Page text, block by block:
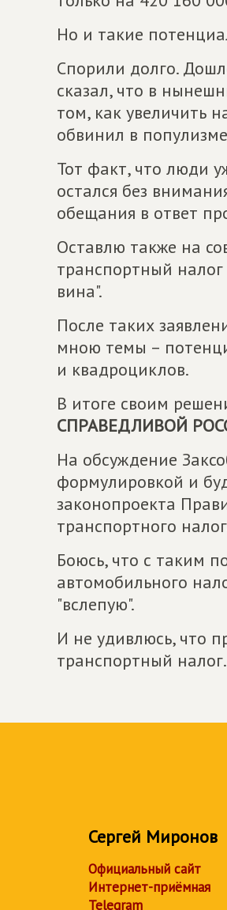
Но и такие
Спорили долго.
сказал, что в
том, как увеличить
обвинил в
Тот факт, что люди
остался без
обещания в ответ
Оставлю также на
транспортный
вина".
После таких
мною темы –
и квадроциклов.
В итоге своим
СПРАВЕДЛИВОЙ
На обсуждение
формулировкой и
законопроекта
транспортного
Боюсь, что с таким
автомобильного
"вслепую".
И не удивлюсь, что
транспортный налог.
Сергей Миронов
Официальный сайт
Интернет-приёмная
Telegram